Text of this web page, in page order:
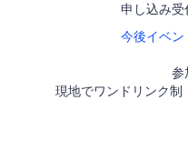
申し込み受
今後イベン
参
現地でワンドリンク